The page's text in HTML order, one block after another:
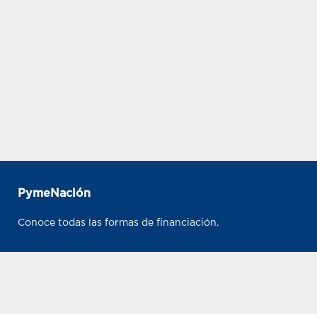
PymeNación
Conoce todas las formas de financiación.